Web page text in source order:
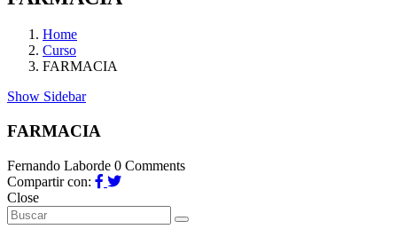
Home
Curso
FARMACIA
Show Sidebar
FARMACIA
Fernando Laborde 0 Comments
Compartir con:
Close